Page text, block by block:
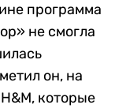
программа
не смогла
он, на
которые